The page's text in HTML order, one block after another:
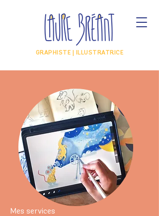
GRAPHISTE | ILLUSTRATRICE
Mes services